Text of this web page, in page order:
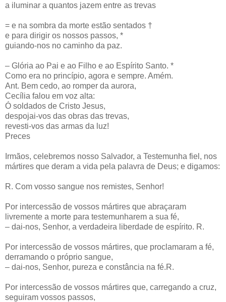
a iluminar a quantos jazem entre as trevas
= e na sombra da morte estão sentados †
e para dirigir os nossos passos, *
guiando-nos no caminho da paz.
– Glória ao Pai e ao Filho e ao Espírito Santo. *
Como era no princípio, agora e sempre. Amém.
Ant. Bem cedo, ao romper da aurora,
Cecília falou em voz alta:
Ó soldados de Cristo Jesus,
despojai-vos das obras das trevas,
revesti-vos das armas da luz!
Preces
Irmãos, celebremos nosso Salvador, a Testemunha fiel, nos
mártires que deram a vida pela palavra de Deus; e digamos:
R. Com vosso sangue nos remistes, Senhor!
Por intercessão de vossos mártires que abraçaram
livremente a morte para testemunharem a sua fé,
– dai-nos, Senhor, a verdadeira liberdade de espírito. R.
Por intercessão de vossos mártires, que proclamaram a fé,
derramando o próprio sangue,
– dai-nos, Senhor, pureza e constância na fé.R.
Por intercessão de vossos mártires que, carregando a cruz,
seguiram vossos passos,